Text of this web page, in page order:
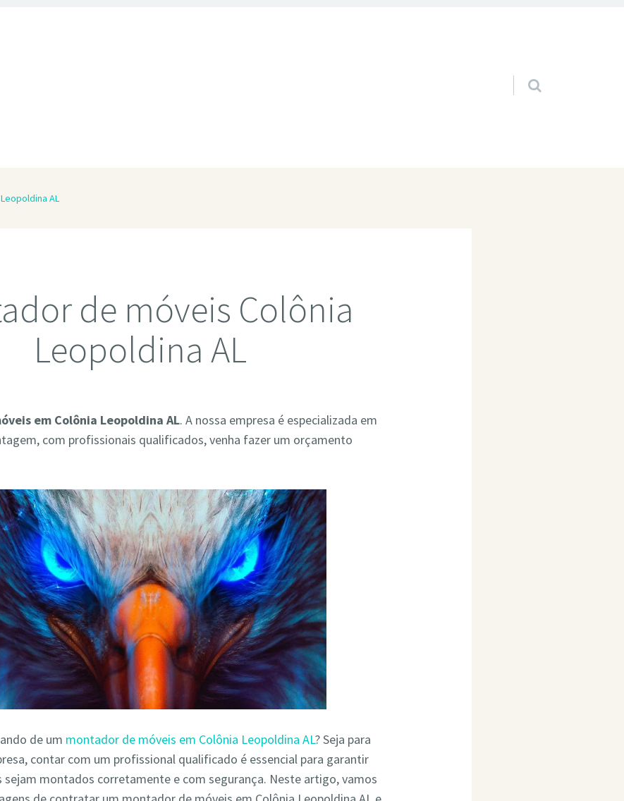
Pular para o conteúdo
AL
de móveis Colônia
Leopoldina AL
em Colônia Leopoldina AL. A nossa empresa é especializada em
com profissionais qualificados, venha fazer um orçamento
de um montador de móveis em Colônia Leopoldina AL? Seja para
contar com um profissional qualificado é essencial para garantir
sejam montados corretamente e com segurança. Neste artigo, vamos